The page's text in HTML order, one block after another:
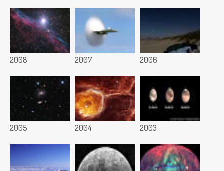
2008 2007 2006
2005 2004 2003